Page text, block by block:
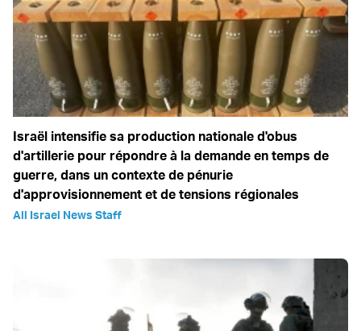
Israël intensifie sa production nationale d'obus
d'artillerie pour répondre à la demande en temps de
guerre, dans un contexte de pénurie
d'approvisionnement et de tensions régionales
All Israel News Staff